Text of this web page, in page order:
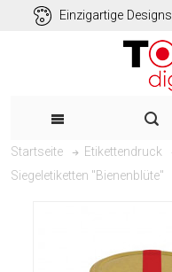
Einzigartige Designs
Startseite Etikettendruck
Siegeletiketten "Bienenblüte"